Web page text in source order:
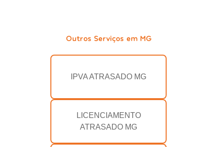
Outros Serviços em MG
IPVA ATRASADO MG
LICENCIAMENTO
ATRASADO MG